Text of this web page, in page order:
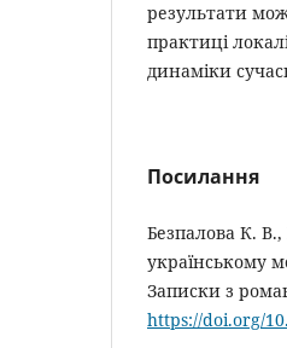
результати
практиці
динаміки
Посилання
Безпалова К.
українському
Записки з
https://doi.org/